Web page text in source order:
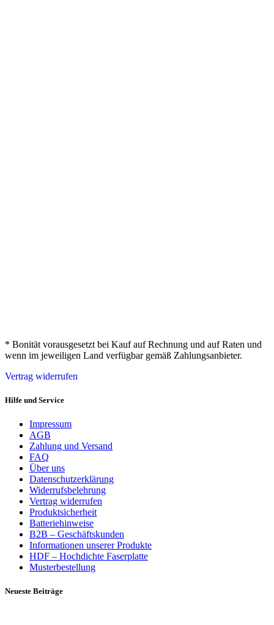
* Bonität vorausgesetzt bei Kauf auf Rechnung und auf Raten und
wenn im jeweiligen Land verfügbar gemäß Zahlungsanbieter.
Vertrag widerrufen
Hilfe und Service
Impressum
AGB
Zahlung und Versand
FAQ
Über uns
Datenschutzerklärung
Widerrufsbelehrung
Vertrag widerrufen
Produktsicherheit
Batteriehinweise
B2B – Geschäftskunden
Informationen unserer Produkte
HDF – Hochdichte Faserplatte
Musterbestellung
Neueste Beiträge